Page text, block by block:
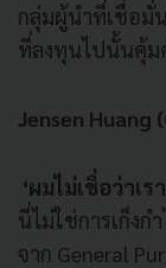
กลุ่มผู้นำที่เชื่อมั่
ที่ลงทุนไปนั้นคุ้ม
Jensen Huang
‘ผมไม่เชื่อว่าเ
นี่ไม่ใช่การเก็งก
จาก General